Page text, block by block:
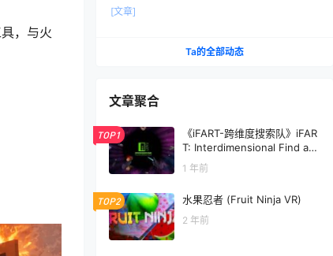
，与火
[文章]
Ta的全部动态
文章聚合
TOP1
《iFART-跨维度搜索队》iFAR
T: Interdimensional Find an
d Retrieve Team
1 年前
TOP2 水果忍者 (Fruit Ninja VR)
2 年前